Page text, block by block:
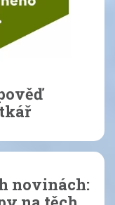
novinách: